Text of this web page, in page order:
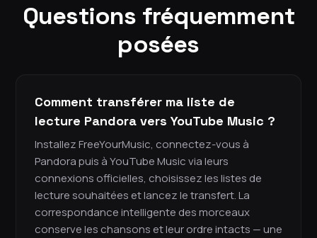
Questions fréquemment
posées
Comment transférer ma liste de
lecture Pandora vers YouTube Music ?
Installez FreeYourMusic, connectez-vous à
Pandora puis à YouTube Music via leurs
connexions officielles, choisissez les listes de
lecture souhaitées et lancez le transfert. La
correspondance intelligente des morceaux
conserve les chansons et leur ordre intacts — une